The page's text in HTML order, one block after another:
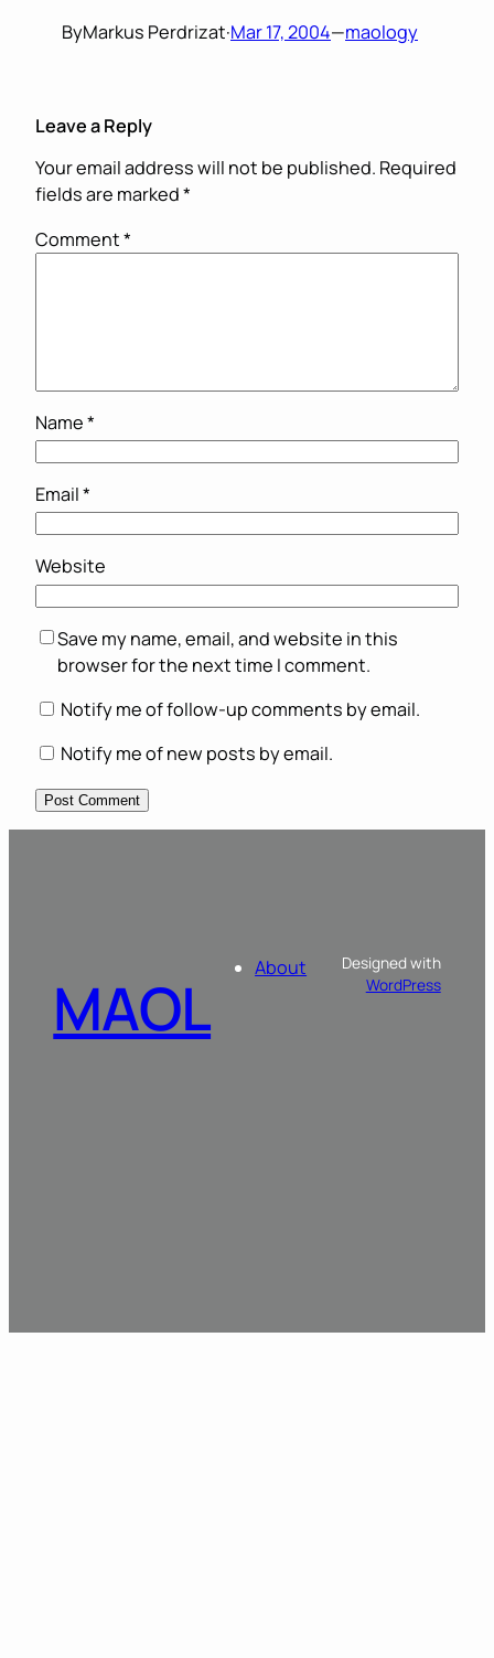
ByMarkus Perdrizat·Mar 17, 2004—maology
Leave a Reply
Your email address will not be published. Required
fields are marked*
Comment*
Name*
Email*
Website
Save my name, email, and website in this
browser for the next time I comment.
Notify me of follow-up comments by email.
Notify me of new posts by email.
MAOL About
Designed with
WordPress